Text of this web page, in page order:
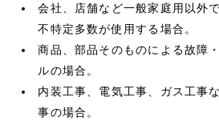
会社、店舗など一般家庭用以外
不特定多数が使用する場合。
商品、部品そのものによる故障
ルの場合。
内装工事、電気工事、ガス工事
事の場合。